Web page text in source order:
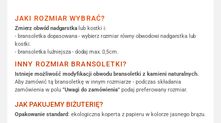
JAKI ROZMIAR WYBRAĆ?
Zmierz obwód nadgarstkalub kostki i:
- bransoletka dopasowana - wybierz rozmiar równy obwodowi nadgarstka lub
kostki.
- bransoletka luźniejsza - dodaj max. 0,5cm.
INNY ROZMIAR BRANSOLETKI?
Istnieje możliwość modyfikacji obwodu bransoletki z kamieni naturalnych.
Aby zamówić tą bransoletkę w innym rozmiarze - podczas składania
zamówienia w polu "Uwagi do zamówienia" podaj preferowany rozmiar.
JAK PAKUJEMY BIŻUTERIĘ?
Opakowanie standard: ekologiczna koperta z papieru w kolorze jasnego brązu.